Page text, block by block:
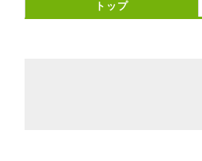
トップ